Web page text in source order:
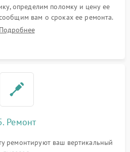
определим поломку и цену ее
вам о сроках ее ремонта.
Подробнее
Ремонт
ремонтируют ваш вертикальный